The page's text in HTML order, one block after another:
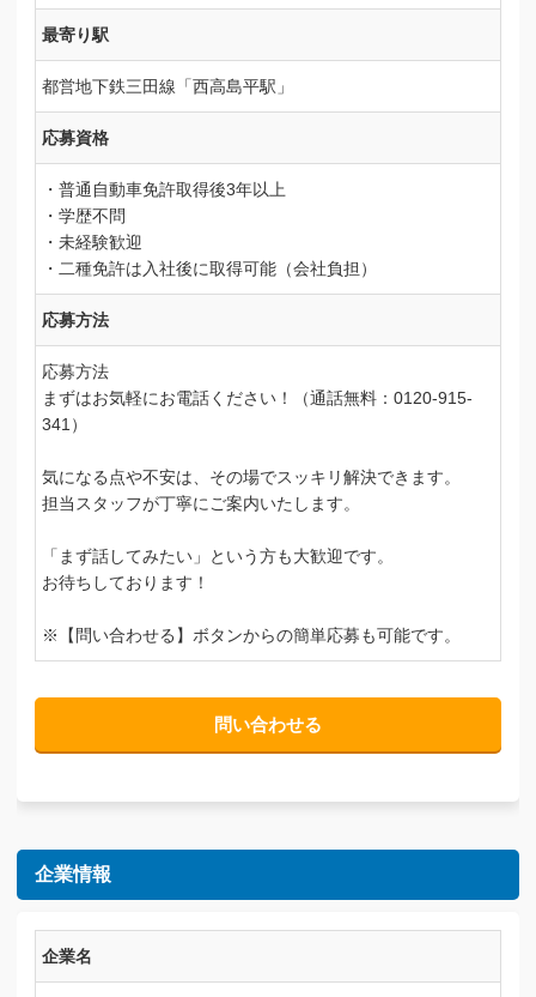
最寄り駅
都営地下鉄三田線「西高島平駅」
応募資格
・普通自動車免許取得後3年以上
・学歴不問
・未経験歓迎
・二種免許は入社後に取得可能（会社負担）
応募方法
応募方法
まずはお気軽にお電話ください！（通話無料：0120-915-
341）
気になる点や不安は、その場でスッキリ解決できます。
担当スタッフが丁寧にご案内いたします。
「まず話してみたい」という方も大歓迎です。
お待ちしております！
※【問い合わせる】ボタンからの簡単応募も可能です。
問い合わせる
企業情報
企業名